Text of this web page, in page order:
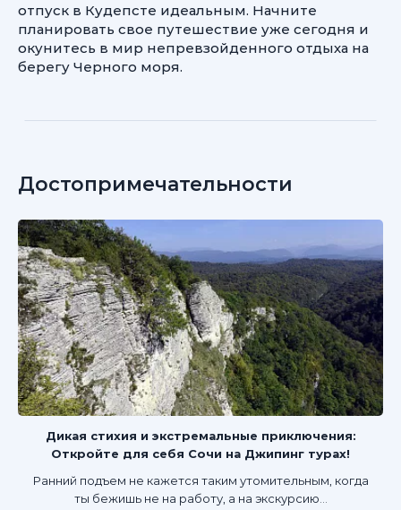
отпуск в Кудепсте идеальным. Начните
планировать свое путешествие уже сегодня и
окунитесь в мир непревзойденного отдыха на
берегу Черного моря.
Достопримечательности
Дикая стихия и экстремальные приключения:
Откройте для себя Сочи на Джипинг турах!
Ранний подъем не кажется таким утомительным, когда
ты бежишь не на работу, а на экскурсию...